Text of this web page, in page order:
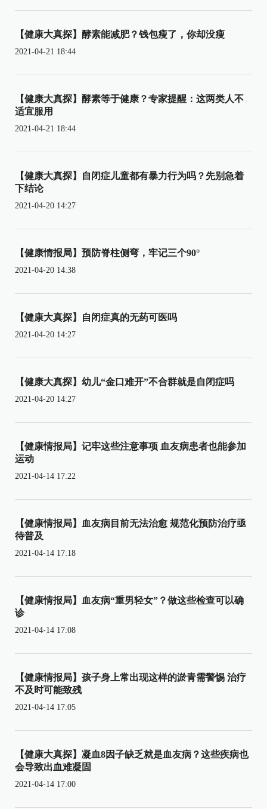
【健康大真探】酵素能减肥？钱包瘦了，你却没瘦
2021-04-21 18:44
【健康大真探】酵素等于健康？专家提醒：这两类人不
适宜服用
2021-04-21 18:44
【健康大真探】自闭症儿童都有暴力行为吗？先别急着
下结论
2021-04-20 14:27
【健康情报局】预防脊柱侧弯，牢记三个90°
2021-04-20 14:38
【健康大真探】自闭症真的无药可医吗
2021-04-20 14:27
【健康大真探】幼儿“金口难开”不合群就是自闭症吗
2021-04-20 14:27
【健康情报局】记牢这些注意事项 血友病患者也能参加
运动
2021-04-14 17:22
【健康情报局】血友病目前无法治愈 规范化预防治疗亟
待普及
2021-04-14 17:18
【健康情报局】血友病“重男轻女”？做这些检查可以确
诊
2021-04-14 17:08
【健康情报局】孩子身上常出现这样的淤青需警惕 治疗
不及时可能致残
2021-04-14 17:05
【健康大真探】凝血8因子缺乏就是血友病？这些疾病也
会导致出血难凝固
2021-04-14 17:00